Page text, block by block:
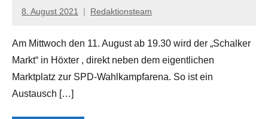
8. August 2021 Redaktionsteam
Am Mittwoch den 11. August ab 19.30 wird der „Schalker
Markt“ in Höxter , direkt neben dem eigentlichen
Marktplatz zur SPD-Wahlkampfarena. So ist ein
Austausch […]